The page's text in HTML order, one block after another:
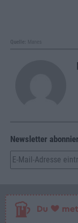
Newsletter